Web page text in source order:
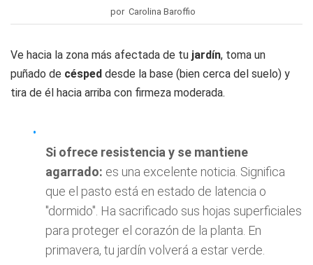
por Carolina Baroffio
Ve hacia la zona más afectada de tu jardín, toma un
puñado de césped desde la base (bien cerca del suelo) y
tira de él hacia arriba con firmeza moderada.
Si ofrece resistencia y se mantiene
agarrado: es una excelente noticia. Significa
que el pasto está en estado de latencia o
"dormido". Ha sacrificado sus hojas superficiales
para proteger el corazón de la planta. En
primavera, tu jardín volverá a estar verde.